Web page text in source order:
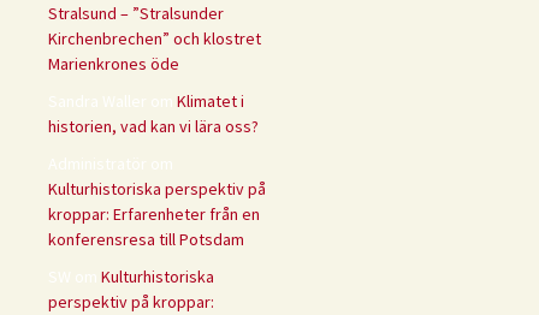
Stralsund – ”Stralsunder
Kirchenbrechen” och klostret
Marienkrones öde
Sandra Waller om Klimatet i
historien, vad kan vi lära oss?
Administratör om
Kulturhistoriska perspektiv på
kroppar: Erfarenheter från en
konferensresa till Potsdam
SW om Kulturhistoriska
perspektiv på kroppar: